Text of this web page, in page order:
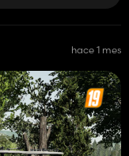
hace 1 mes